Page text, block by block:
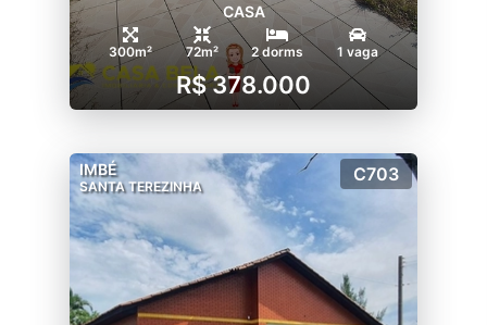
CASA
300m² 72m² 2 dorms 1 vaga
R$ 378.000
IMBÉ
SANTA TEREZINHA
C703